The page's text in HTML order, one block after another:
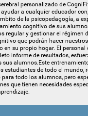
personalizado de
a cualquier educador
de la psicopedagogía, a
cognitivo de sus
regular y gestionar el régimen
que podrán hacer
en su propio hogar. El personal
informe de resultados,
sus alumnos.Este
estudiantes de todo el mundo,
todo los alumnos, pero
que tienen necesidades